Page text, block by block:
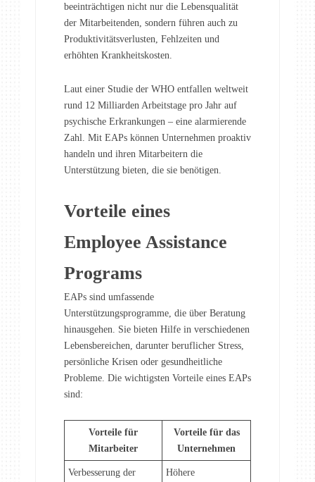
beeinträchtigen nicht nur die Lebensqualität
der Mitarbeitenden, sondern führen auch zu
Produktivitätsverlusten, Fehlzeiten und
erhöhten Krankheitskosten.
Laut einer Studie der WHO entfallen weltweit
rund 12 Milliarden Arbeitstage pro Jahr auf
psychische Erkrankungen – eine alarmierende
Zahl. Mit EAPs können Unternehmen proaktiv
handeln und ihren Mitarbeitern die
Unterstützung bieten, die sie benötigen.
Vorteile eines
Employee Assistance
Programs
EAPs sind umfassende
Unterstützungsprogramme, die über Beratung
hinausgehen. Sie bieten Hilfe in verschiedenen
Lebensbereichen, darunter beruflicher Stress,
persönliche Krisen oder gesundheitliche
Probleme. Die wichtigsten Vorteile eines EAPs
sind:
Vorteile für
Mitarbeiter
Vorteile für das
Unternehmen
Verbesserung der
Höhere